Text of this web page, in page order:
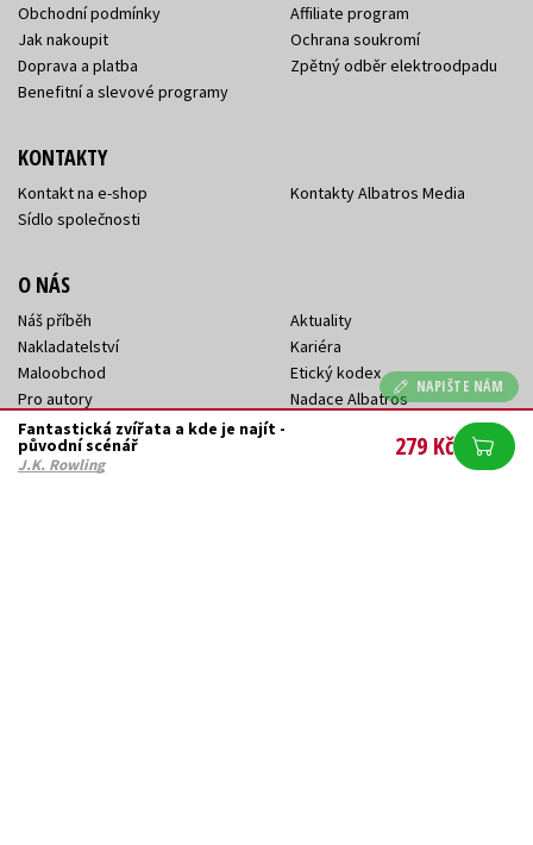
Fantastická zvířata a kde je najít -
původní scénář
J.K. Rowling
279 Kč
NAPIŠTE NÁM
Obchodní podmínky
Jak nakoupit
Doprava a platba
Benefitní a slevové programy
Affiliate program
Ochrana soukromí
Zpětný odběr elektroodpadu
KONTAKTY
Kontakt na e-shop
Sídlo společnosti
Kontakty Albatros Media
O NÁS
Náš příběh
Nakladatelství
Maloobchod
Pro autory
Pro partnery
Pro média
Aktuality
Kariéra
Etický kodex
Nadace Albatros
Restorio – online antikvariát